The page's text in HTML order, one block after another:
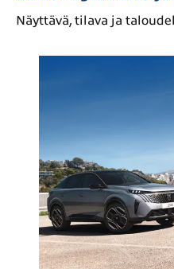
Näyttävä, tilava ja